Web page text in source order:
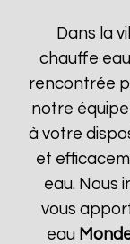
Dans la
chauffe
rencontrée
notre
à votre
et
eau. Nous
vous
eau